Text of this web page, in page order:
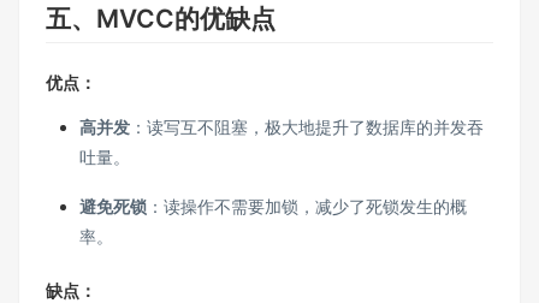
五、MVCC的优缺点
优点：
高并发 ：读写互不阻塞，极大地提升了数据库的并发吞
吐量。
避免死锁 ：读操作不需要加锁，减少了死锁发生的概
率。
缺点：